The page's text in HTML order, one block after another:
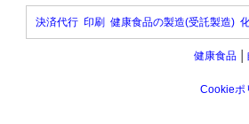
決済代行 印刷 健康食品の製造(受託製造)
健康食品
Cookieポ